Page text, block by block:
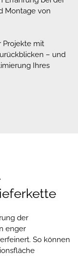
Montage von
Projekte mit
– und
Ihres
der
enger
So können